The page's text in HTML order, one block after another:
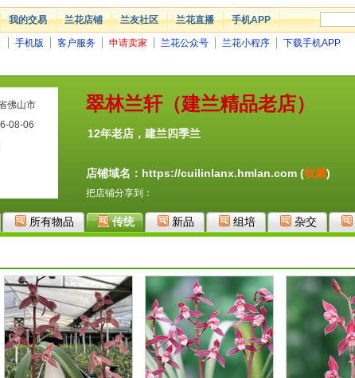
我的交易 兰花店铺 兰友社区 兰花直播 手机APP
手机版 客户服务 申请卖家 兰花公众号 兰花小程序
下载手机APP
翠林兰轩（建兰精品老店）
12年老店，建兰四季兰
店铺域名：https://cuilinlanx.hmlan.com (收藏)
把店铺分享到：
佛山市
08-06
所有物品 传统 新品 组培 杂交